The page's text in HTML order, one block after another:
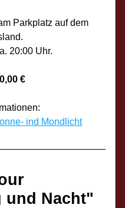
Parkplatz auf dem
20:00 Uhr.
€
ind Mondlicht
und Nacht"